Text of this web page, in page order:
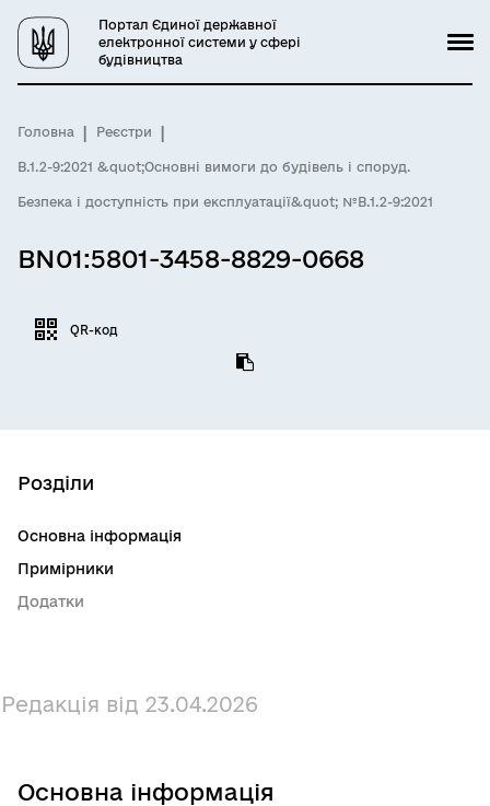
Портал Єдиної державної
електронної системи у сфері
будівництва
Головна Реєстри
В.1.2-9:2021 &quot;Основні вимоги до будівель і споруд.
Безпека і доступність при експлуатації&quot; №В.1.2-9:2021
BN01:5801-3458-8829-0668
QR-код
Редакція від 23.04.2026
Основна інформація
Розділи
Основна інформація
Примірники
Додатки